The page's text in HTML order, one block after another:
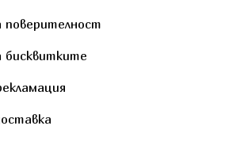
поверителност
бисквитките